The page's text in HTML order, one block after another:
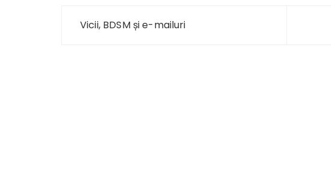
Navigare
Vicii, BDSM și e-mailuri